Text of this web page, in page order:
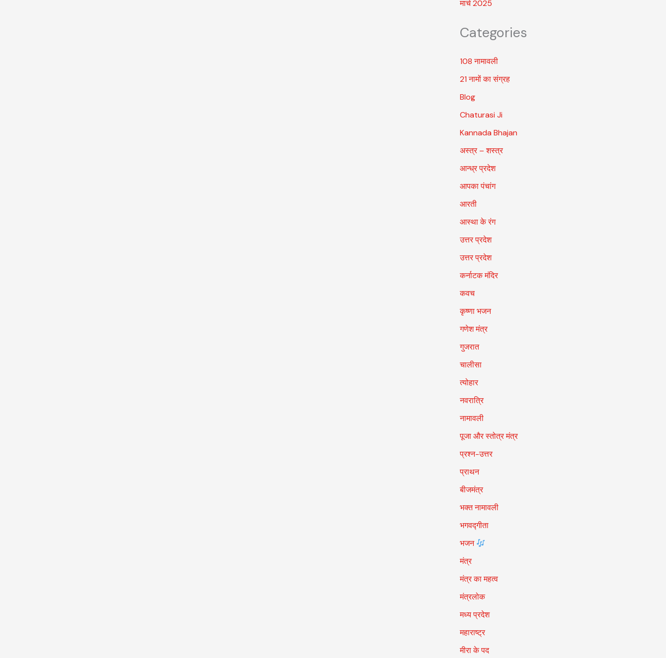
मार्च 2025
Categories
108 नामावली
21 नामों का संग्रह
Blog
Chaturasi Ji
Kannada Bhajan
अस्त्र – शस्त्र
आन्ध्र प्रदेश
आपका पंचांग
आरती
आस्था के रंग
उत्तर प्रदेश
उत्तर प्रदेश
कर्नाटक मंदिर
कवच
कृष्णा भजन
गणेश मंत्र
गुजरात
चालीसा
त्योहार
नवरात्रि
नामावली
पूजा और स्तोत्र मंत्र
प्रश्न-उत्तर
प्राथन
बीजमंत्र
भक्त नामावली
भगवद्गीता
भजन
मंत्र
मंत्र का महत्व
मंत्रलोक
मध्य प्रदेश
महाराष्ट्र
मीरा के पद